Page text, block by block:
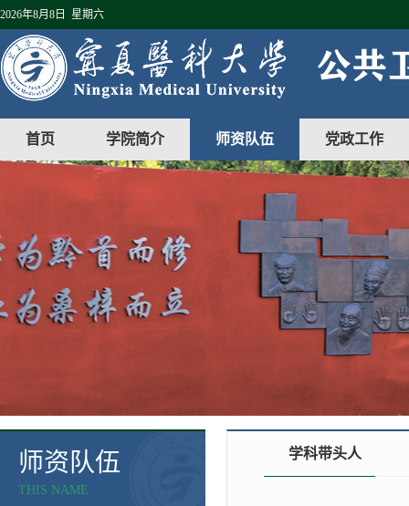
2026年8月8日 星期六
首页 学院简介 师资队伍 党政工作
师资队伍
THIS NAME
学科带头人